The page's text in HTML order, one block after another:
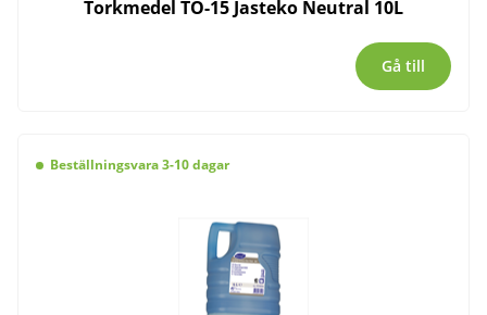
Torkmedel TO-15 Jasteko Neutral 10L
Gå till
Beställningsvara 3-10 dagar